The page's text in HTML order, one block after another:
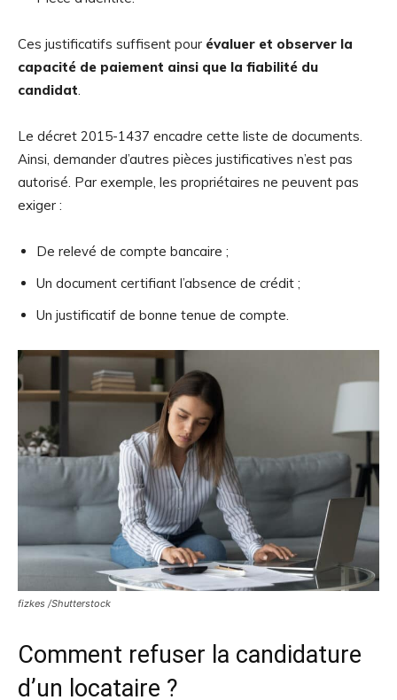
Ces justificatifs suffisent pour évaluer et observer la
capacité de paiement ainsi que la fiabilité du
candidat
Le décret 2015-1437 encadre cette liste de documents.
Ainsi, demander d’autres pièces justificatives n’est pas
autorisé. Par exemple, les propriétaires ne peuvent pas
exiger :
De relevé de compte bancaire ;
Un document certifiant l’absence de crédit ;
Un justificatif de bonne tenue de compte.
fizkes /Shutterstock
Comment refuser la candidature
d’un locataire ?